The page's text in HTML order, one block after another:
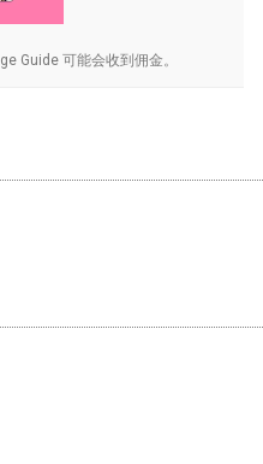
Guide 可能会收到佣金。